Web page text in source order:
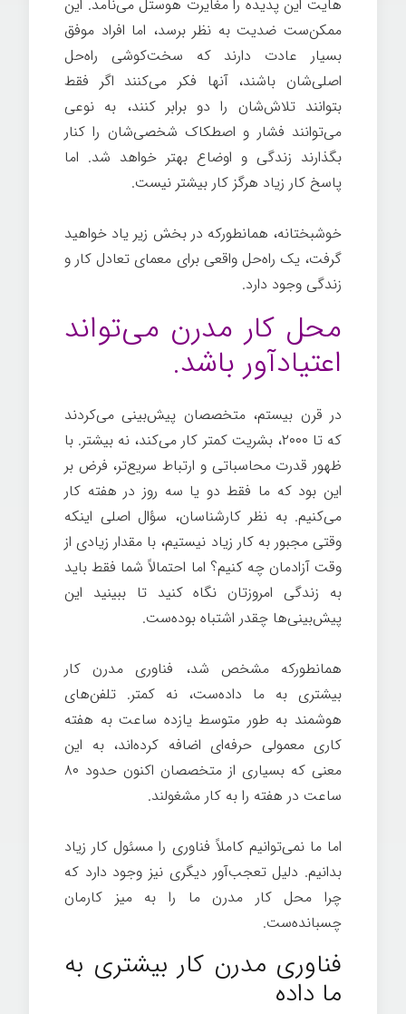
هایت این پدیده را مغایرت هوستل می‌نامد. این
ممکن‌ست ضدیت به نظر برسد، اما افراد موفق
بسیار عادت دارند که سخت‌کوشی راه‌حل
اصلی‌شان باشند، آنها فکر می‌کنند اگر فقط
بتوانند تلاش‌شان را دو برابر کنند، به نوعی
می‌توانند فشار و اصطکاک شخصی‌شان را کنار
بگذارند زندگی و اوضاع بهتر خواهد شد. اما
پاسخ کار زیاد هرگز کار بیشتر نیست.
خوشبختانه، همانطورکه در بخش زیر یاد خواهید
گرفت، یک راه‌حل واقعی برای معمای تعادل کار و
زندگی وجود دارد.
محل کار مدرن می‌تواند
اعتیادآور باشد.
در قرن بیستم، متخصصان پیش‌بینی می‌کردند
که تا ۲۰۰۰، بشریت کمتر کار می‌کند، نه بیشتر. با
ظهور قدرت محاسباتی و ارتباط سریع‌تر، فرض بر
این بود که ما فقط دو یا سه روز در هفته کار
می‌کنیم. به نظر کارشناسان، سؤال اصلی اینکه
وقتی مجبور به کار زیاد نیستیم، با مقدار زیادی از
وقت آزادمان چه کنیم؟ اما احتمالاً شما فقط باید
به زندگی امروزتان نگاه کنید تا ببینید این
پیش‌بینی‌ها چقدر اشتباه بوده‌ست.
همانطورکه مشخص شد، فناوری مدرن کار
بیشتری به ما داده‌ست، نه کمتر. تلفن‌های
هوشمند به طور متوسط ​​یازده ساعت به هفته
کاری معمولی حرفه‌ای اضافه کرده‌اند، به این
معنی که بسیاری از متخصصان اکنون حدود ۸۰
ساعت در هفته را به کار مشغولند.
اما ما نمی‌توانیم كاملاً فناوری را مسئول كار زیاد
بدانیم. دلیل تعجب‌آور دیگری نیز وجود دارد که
چرا محل کار مدرن ما را به میز کارمان
چسبانده‌ست.
فناوری مدرن کار بیشتری به
ما داده‌